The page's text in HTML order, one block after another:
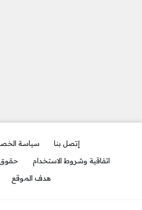
إتصل بنا
سياسة
اتفاقية وشروط الاستخدام
حقوق
هدف الموقع